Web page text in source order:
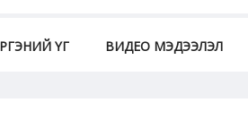
ҮГ ВИДЕО МЭДЭЭЛЭЛ